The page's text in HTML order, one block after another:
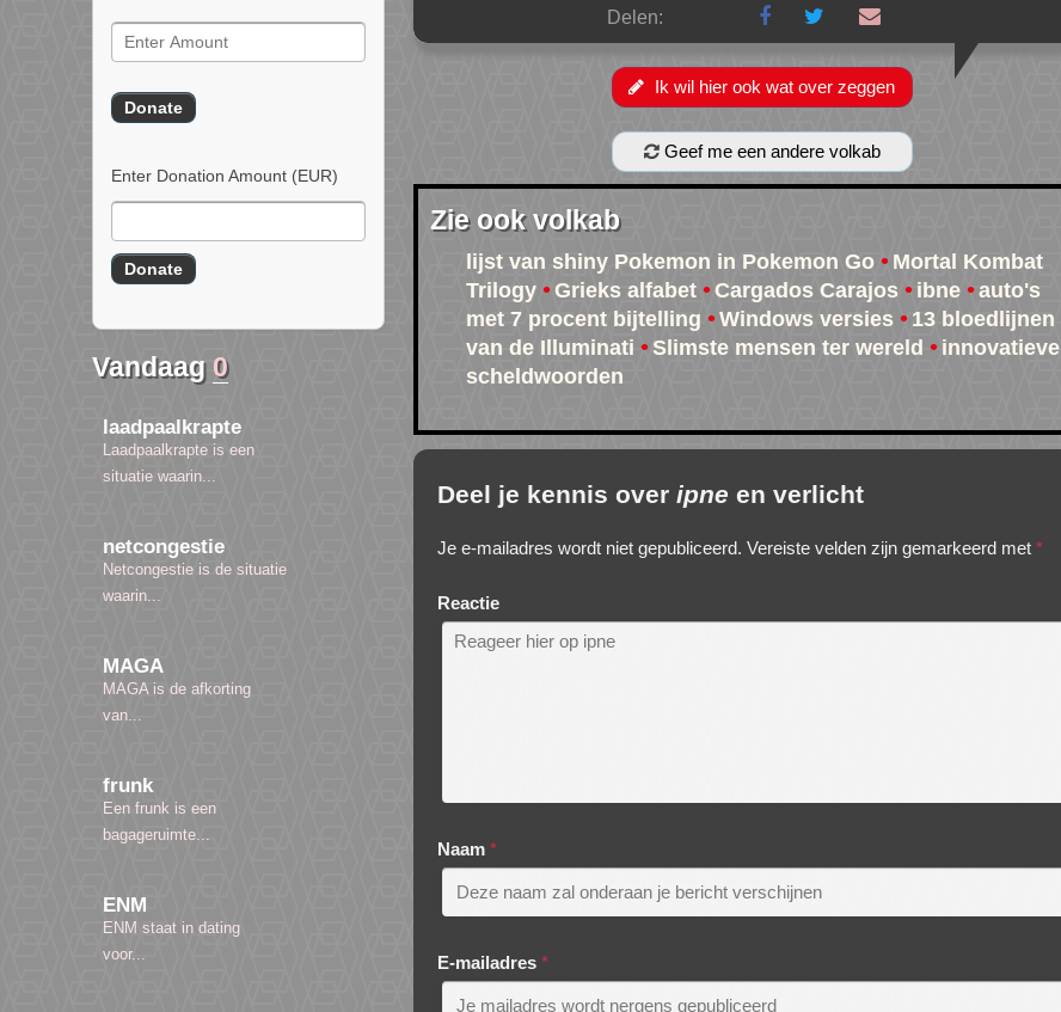
Enter Donation Amount (EUR)
Vandaag 0
laadpaalkrapte
Laadpaalkrapte is een
situatie waarin...
netcongestie
Netcongestie is de situatie
waarin...
MAGA
MAGA is de afkorting
van...
frunk
Een frunk is een
bagageruimte...
ENM
ENM staat in dating
voor...
Delen:
Ik wil hier ook wat over zeggen
Geef me een andere volkab
Zie ook volkab
lijst van shiny Pokemon in Pokemon Go
Mortal Kombat
Trilogy
Grieks alfabet Cargados Carajos ibne
auto's
met 7 procent bijtelling
Windows versies
13 bloedlijnen
van de Illuminati
Slimste mensen ter wereld
innovatieve
scheldwoorden
Deel je kennis over ipne en verlicht
Je e-mailadres wordt niet gepubliceerd. Vereiste velden zijn gemarkeerd met *
Reactie
Naam *
E-mailadres *